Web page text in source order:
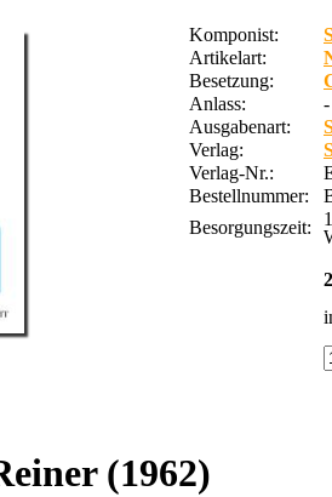
Komponist:
Artikelart:
Besetzung:
Anlass:
-
Ausgabenart:
Verlag:
Verlag-Nr.:
Bestellnummer:
Besorgungszeit:
(1962)